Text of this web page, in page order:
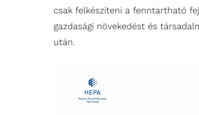
csak felkészíteni a fenntartható
gazdasági növekedést és
után.